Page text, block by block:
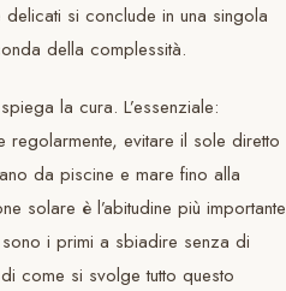
si conclude in una singola
della complessità.
la cura. L’essenziale:
regolarmente, evitare il sole diretto
da piscine e mare fino alla
solare è l’abitudine più importante
i primi a sbiadire senza di
come si svolge tutto questo